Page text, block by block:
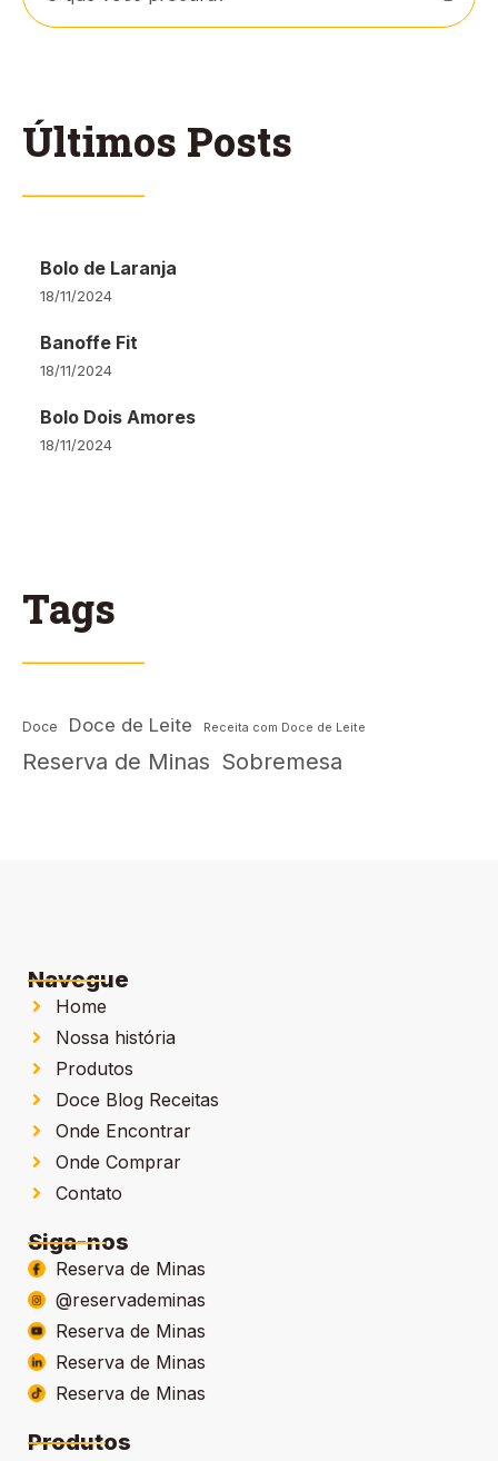
Últimos Posts
Bolo de Laranja
18/11/2024
Banoffe Fit
18/11/2024
Bolo Dois Amores
18/11/2024
Tags
Doce Doce de Leite Receita com Doce de Leite
Reserva de Minas Sobremesa
Navegue
Home
Nossa história
Produtos
Doce Blog Receitas
Onde Encontrar
Onde Comprar
Contato
Siga-nos
Reserva de Minas
@reservademinas
Reserva de Minas
Reserva de Minas
Reserva de Minas
Produtos